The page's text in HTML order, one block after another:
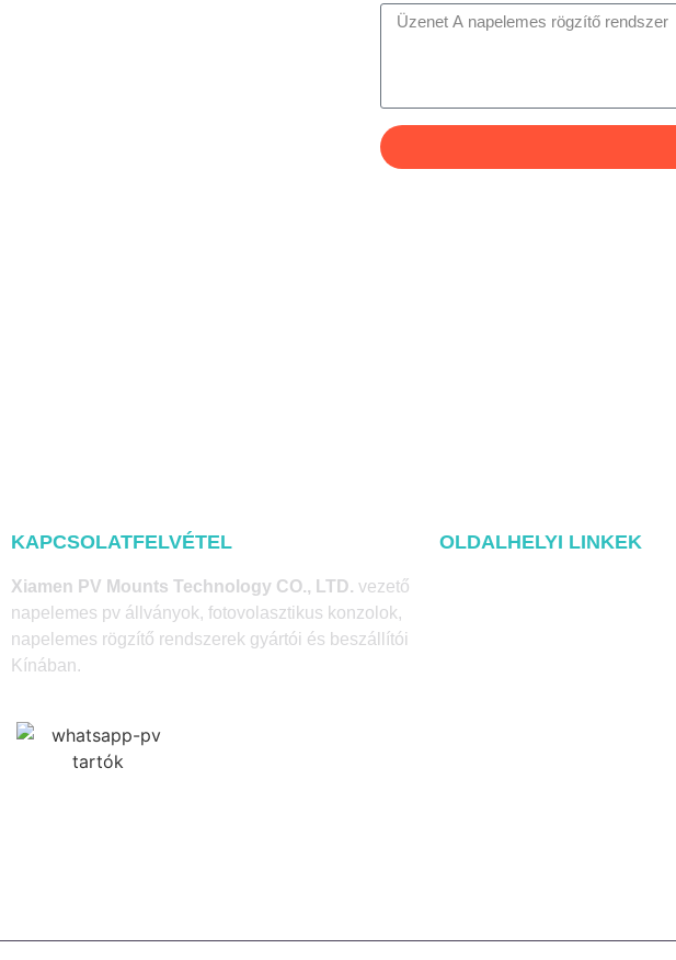
KAPCSOLATFELVÉTEL
Xiamen PV Mounts Technology CO., LTD. vezető
napelemes pv állványok, fotovolasztikus konzolok,
napelemes rögzítő rendszerek gyártói és beszállítói
Kínában.
OLDALHELYI LINKEK